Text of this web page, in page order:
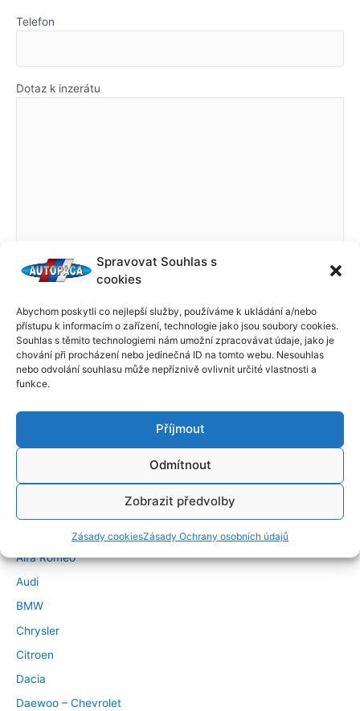
Spravovat Souhlas s
cookies
Abychom poskytli co nejlepší služby, používáme k ukládání a/nebo
přístupu k informacím o zařízení, technologie jako jsou soubory cookies.
Souhlas s těmito technologiemi nám umožní zpracovávat údaje, jako je
chování při procházení nebo jedinečná ID na tomto webu. Nesouhlas
nebo odvolání souhlasu může nepříznivě ovlivnit určité vlastnosti a
funkce.
Příjmout
Odmítnout
Zobrazit předvolby
Zásady cookiesZásady Ochrany osobních údajů
Telefon
Dotaz k inzerátu
Značky vozidel
Alfa Romeo
Audi
BMW
Chrysler
Citroen
Dacia
Daewoo – Chevrolet